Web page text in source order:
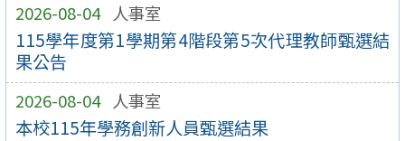
2026-08-04 人事室
115學年度第1學期第4階段第5次代理教師甄選結
果公告
2026-08-04 人事室
本校115年學務創新人員甄選結果